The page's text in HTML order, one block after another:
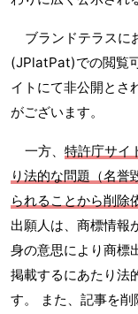
ブランドテラスに
(JPlatPat)での閲覧
イトにて非公開とさ
がございます。
一方、 特許庁サイ
り法的な問題（名誉
られることから削除
出願人は、商標情報
身の意思により商標
掲載するにあたり法
す。 また、記事を